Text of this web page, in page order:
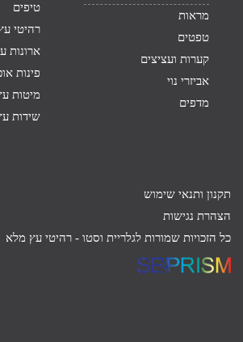
מראות
טפטים
קערות ועציצים
אביזרי נוי
מדפים
טיפים
רהיטי
ארונות
פינות
מיטות
שידות
תקנון ותנאי שימוש
הצהרת נגישות
כל הזכויות שמורות לגלריית וסטו - רהיטי עץ מלא